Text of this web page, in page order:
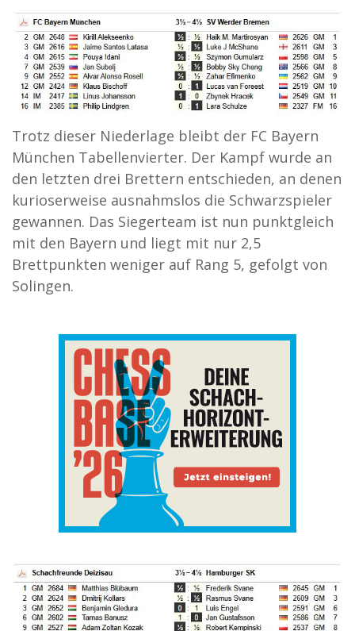
Trotz dieser Niederlage bleibt der FC Bayern
München Tabellenvierter. Der Kampf wurde an
den letzten drei Brettern entschieden, an denen
kurioserweise ausnahmslos die Schwarzspieler
gewannen. Das Siegerteam ist nun punktgleich
mit den Bayern und liegt mit nur 2,5
Brettpunkten weniger auf Rang 5, gefolgt von
Solingen.